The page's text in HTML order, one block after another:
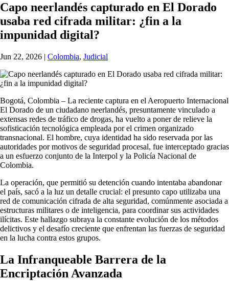
Capo neerlandés capturado en El Dorado
usaba red cifrada militar: ¿fin a la
impunidad digital?
Jun 22, 2026 | Colombia, Judicial
Bogotá, Colombia – La reciente captura en el Aeropuerto Internacional
El Dorado de un ciudadano neerlandés, presuntamente vinculado a
extensas redes de tráfico de drogas, ha vuelto a poner de relieve la
sofisticación tecnológica empleada por el crimen organizado
transnacional. El hombre, cuya identidad ha sido reservada por las
autoridades por motivos de seguridad procesal, fue interceptado gracias
a un esfuerzo conjunto de la Interpol y la Policía Nacional de
Colombia.
La operación, que permitió su detención cuando intentaba abandonar
el país, sacó a la luz un detalle crucial: el presunto capo utilizaba una
red de comunicación cifrada de alta seguridad, comúnmente asociada a
estructuras militares o de inteligencia, para coordinar sus actividades
ilícitas. Este hallazgo subraya la constante evolución de los métodos
delictivos y el desafío creciente que enfrentan las fuerzas de seguridad
en la lucha contra estos grupos.
La Infranqueable Barrera de la
Encriptación Avanzada